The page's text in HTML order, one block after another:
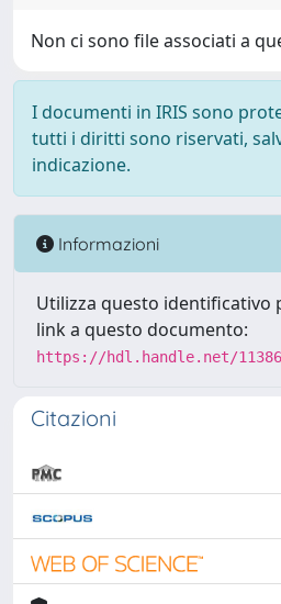
Non ci sono file associati a
I documenti in IRIS sono
tutti i diritti sono riservati,
indicazione.
Informazioni
Utilizza questo identificativo
link a questo documento:
https://hdl.handle.net/11386/
Citazioni